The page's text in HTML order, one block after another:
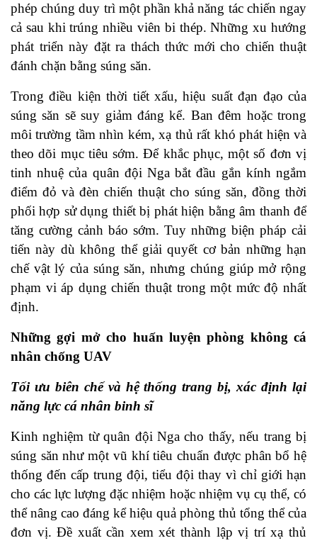
phép chúng duy trì một phần khả năng tác chiến ngay
cả sau khi trúng nhiều viên bi thép. Những xu hướng
phát triển này đặt ra thách thức mới cho chiến thuật
đánh chặn bằng súng săn.
Trong điều kiện thời tiết xấu, hiệu suất đạn đạo của
súng săn sẽ suy giảm đáng kể. Ban đêm hoặc trong
môi trường tầm nhìn kém, xạ thủ rất khó phát hiện và
theo dõi mục tiêu sớm. Để khắc phục, một số đơn vị
tinh nhuệ của quân đội Nga bắt đầu gắn kính ngắm
điểm đỏ và đèn chiến thuật cho súng săn, đồng thời
phối hợp sử dụng thiết bị phát hiện bằng âm thanh để
tăng cường cảnh báo sớm. Tuy những biện pháp cải
tiến này dù không thể giải quyết cơ bản những hạn
chế vật lý của súng săn, nhưng chúng giúp mở rộng
phạm vi áp dụng chiến thuật trong một mức độ nhất
định.
Những gợi mở cho huấn luyện phòng không cá
nhân chống UAV
Tối ưu biên chế và hệ thống trang bị, xác định lại
năng lực cá nhân binh sĩ
Kinh nghiệm từ quân đội Nga cho thấy, nếu trang bị
súng săn như một vũ khí tiêu chuẩn được phân bổ hệ
thống đến cấp trung đội, tiểu đội thay vì chỉ giới hạn
cho các lực lượng đặc nhiệm hoặc nhiệm vụ cụ thể, có
thể nâng cao đáng kể hiệu quả phòng thủ tổng thể của
đơn vị. Đề xuất cần xem xét thành lập vị trí xạ thủ